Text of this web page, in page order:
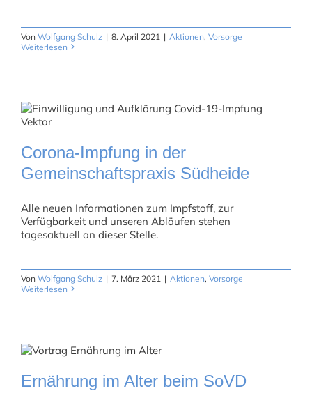
Von Wolfgang Schulz | 8. April 2021 | Aktionen, Vorsorge
Weiterlesen
Corona-Impfung in der
Gemeinschaftspraxis Südheide
Alle neuen Informationen zum Impfstoff, zur
Verfügbarkeit und unseren Abläufen stehen
tagesaktuell an dieser Stelle.
Von Wolfgang Schulz | 7. März 2021 | Aktionen, Vorsorge
Weiterlesen
Ernährung im Alter beim SoVD